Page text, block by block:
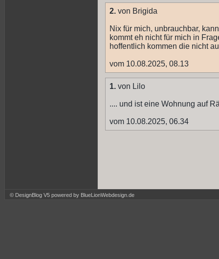
2. von Brigida
Nix für mich, unbrauchbar,
kommt eh nicht für mich in
hoffentlich kommen die nicht
vom 10.08.2025, 08.13
1. von Lilo
.... und ist eine Wohnung auf
vom 10.08.2025, 06.34
© DesignBlog V5 powered by BlueLionWebdesign.de